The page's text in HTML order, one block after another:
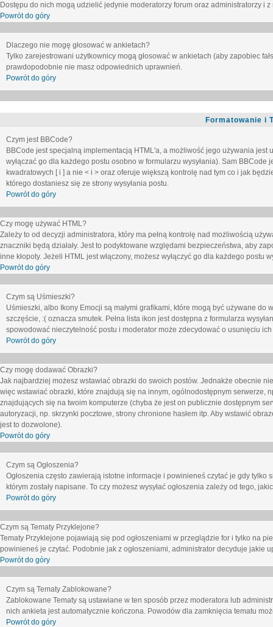
Dostępu do nich mogą udzielić jedynie moderatorzy forum oraz administratorzy i
Powrót do góry
Dlaczego nie mogę głosować w ankietach?
Tylko zarejestrowani użytkownicy mogą głosować w ankietach (aby zapobiec
prawdopodobnie nie masz odpowiednich uprawnień.
Powrót do góry
Formatowanie i
Czym jest BBCode?
BBCode jest specjalną implementacją HTML'a, a możliwość jego używania
wyłączać go dla każdego postu osobno w formularzu wysyłania). Sam
kwadratowych [ i ] a nie < i > oraz oferuje większą kontrolę nad tym co i jak
którego dostaniesz się ze strony wysyłania postu.
Powrót do góry
Czy mogę używać HTML?
Zależy to od decyzji administratora, który ma pełną kontrolę nad możliwością
znaczniki będą działały. Jest to podyktowane względami bezpieczeństwa, aby
inne kłopoty. Jeżeli HTML jest włączony, możesz wyłączyć go dla każdego
Powrót do góry
Czym są Uśmieszki?
Uśmieszki, albo Ikony Emocji są małymi grafikami, które mogą być używane
szczęście, :( oznacza smutek. Pełna lista ikon jest dostępna z formularza
spowodować nieczytelność postu i moderator może zdecydować o usunięciu ich
Powrót do góry
Czy mogę dodawać Obrazki?
Jak najbardziej możesz wstawiać obrazki do swoich postów. Jednakże obecnie
więc wstawiać obrazki, które znajdują się na innym, ogólnodostępnym serwerze,
znajdujących się na twoim komputerze (chyba że jest on publicznie dostępnym
autoryzacji, np. skrzynki pocztowe, strony chronione hasłem itp. Aby wstawić
jest to dozwolone).
Powrót do góry
Czym są Ogłoszenia?
Ogłoszenia często zawierają istotne informacje i powinieneś czytać je gdy
którym zostały napisane. To czy możesz wysyłać ogłoszenia zależy od tego,
Powrót do góry
Czym są Tematy Przyklejone?
Tematy Przyklejone pojawiają się pod ogłoszeniami w przeglądzie for i tylko na
powinieneś je czytać. Podobnie jak z ogłoszeniami, administrator decyduje
Powrót do góry
Czym są Tematy Zablokowane?
Zablokowane Tematy są ustawiane w ten sposób przez moderatora lub
nich ankieta jest automatycznie kończona. Powodów dla zamknięcia tematu
Powrót do góry